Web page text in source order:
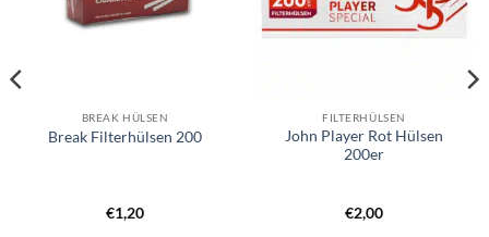
BREAK HÜLSEN
Break Filterhülsen 200
€1,20
FILTERHÜLSEN
John Player Rot Hülsen
200er
€2,00